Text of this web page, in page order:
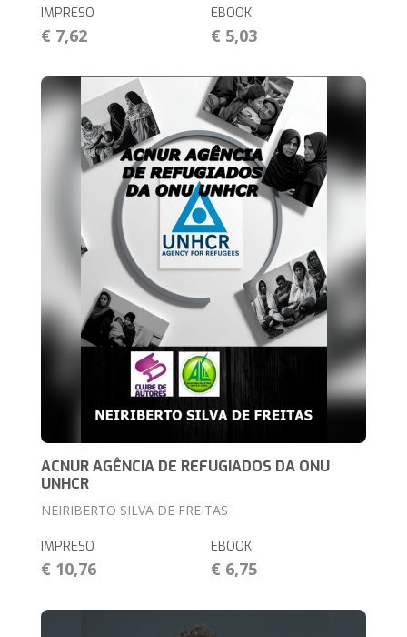
IMPRESO
€ 7,62
EBOOK
€ 5,03
ACNUR AGÊNCIA DE REFUGIADOS DA ONU
UNHCR
NEIRIBERTO SILVA DE FREITAS
IMPRESO
€ 10,76
EBOOK
€ 6,75